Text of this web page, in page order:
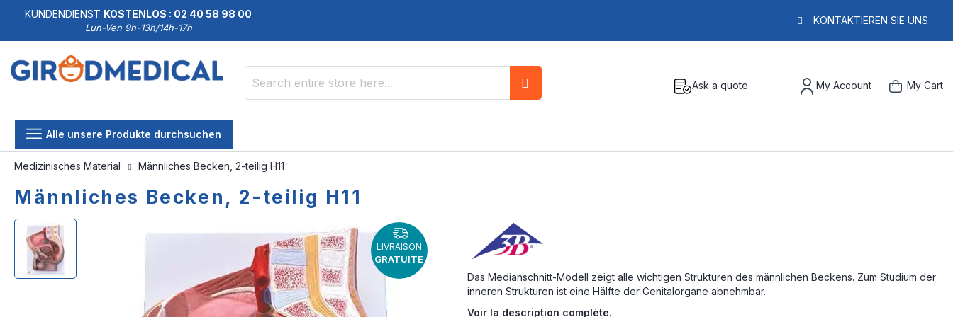
KUNDENDIENST KOSTENLOS : 02 40 58 98 00
Lun-Ven 9h-13h/14h-17h
KONTAKTIEREN SIE UNS
Ask a quote My Account My Cart
Alle unsere Produkte durchsuchen
Medizinisches Material Männliches Becken, 2-teilig H11
Männliches Becken, 2-teilig H11
Das Medianschnitt-Modell zeigt alle wichtigen Strukturen des männlichen Beckens. Zum Studium der
inneren Strukturen ist eine Hälfte der Genitalorgane abnehmbar.
Voir la description complète.
LIVRAISON
GRATUITE
Skip
the
of
Skip
the
beginning
of